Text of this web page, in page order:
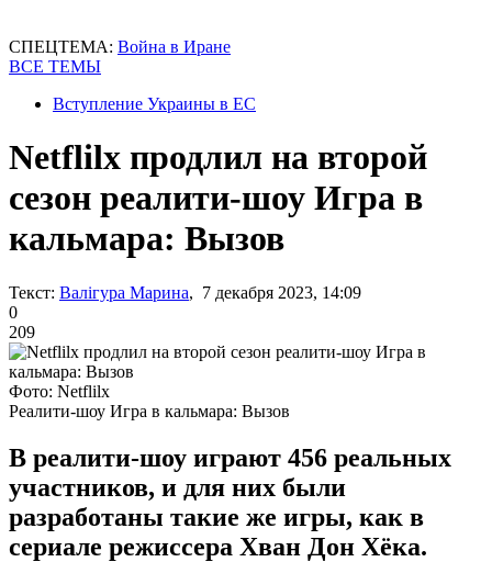
СПЕЦТЕМА: Война в Иране
ВСЕ ТЕМЫ
Вступление Украины в ЕС
Netflilx продлил на второй
сезон реалити-шоу Игра в
кальмара: Вызов
Текст: Валігура Марина, 7 декабря 2023, 14:09
0
209
Фото: Netflilx
Реалити-шоу Игра в кальмара: Вызов
В реалити-шоу играют 456 реальных
участников, и для них были
разработаны такие же игры, как в
сериале режиссера Хван Дон Хёка.